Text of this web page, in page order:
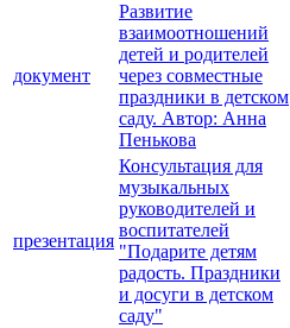
документ
Развитие
взаимоотношений
детей и родителей
через совместные
праздники в детском
саду. Автор: Анна
Пенькова
презентация
Консультация для
музыкальных
руководителей и
воспитателей
"Подарите детям
радость. Праздники
и досуги в детском
саду"